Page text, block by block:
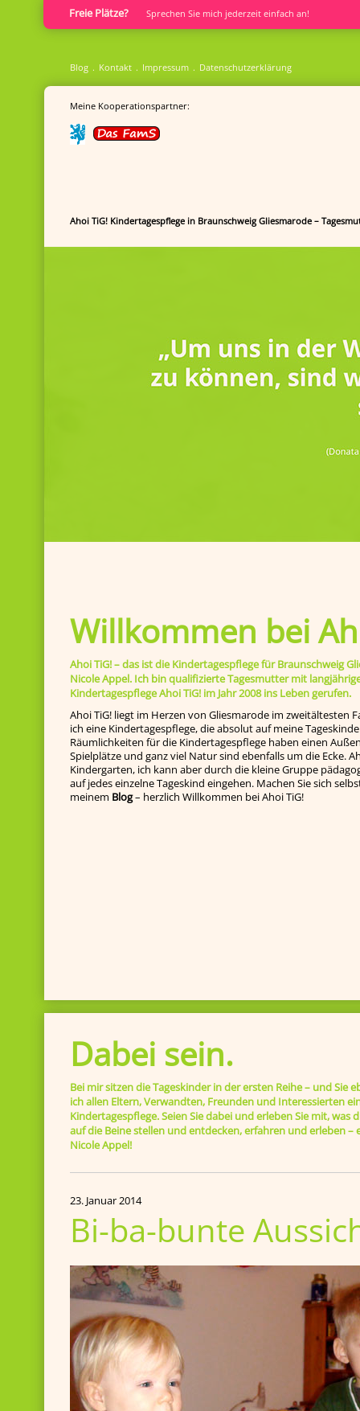
Freie Plätze? Sprech­en Sie mich jederzeit einfach an!
Blog Kontakt Impressum Datenschutzerklärung
Meine Kooperationspartner:
Ahoi TiG! Kindertagespflege in Braunschweig Gliesmarode –
Willkommen bei
Ahoi TiG! – das ist die Kindertagespflege für Braunschweig
Nicole Appel. Ich bin qualifizierte Tagesmutter mit
Kindertagespflege Ahoi TiG! im Jahr 2008 ins Leben gerufen.
Ahoi TiG! liegt im Herzen von Gliesmarode im zweitältesten
ich eine Kindertagespflege, die absolut auf meine
Räumlichkeiten für die Kindertagespflege haben einen
Spielplätze und ganz viel Natur sind ebenfalls um die Ecke.
Kindergarten, ich kann aber durch die kleine Gruppe
auf jedes einzelne Tageskind ein­gehen. Machen Sie sich
meinem Blog– herzlich Willkommen bei Ahoi TiG!
Dabei sein.
Bei mir sitzen die Tageskinder in der ersten Reihe – und Sie
ich allen Eltern, Verwandten, Freunden und Interessierten
Kindertagespflege. Seien Sie dabei und erleben Sie mit, was
auf die Beine stellen und entdecken, erfahren und erleben
Nicole Appel!
23. Januar 2014
Bi-ba-bunte